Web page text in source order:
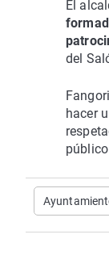
El
del
hacer